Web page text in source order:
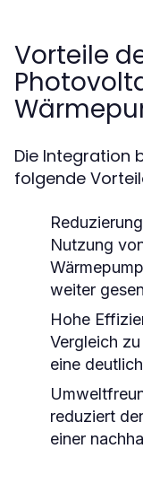
Vorteile
Die Integration
folgende
Nutzung
weiter
Hohe
Vergleich
eine
reduziert
einer